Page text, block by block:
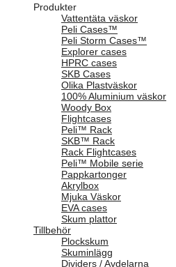
Produkter
Vattentäta väskor
Peli Cases™
Peli Storm Cases™
Explorer cases
HPRC cases
SKB Cases
Olika Plastväskor
100% Aluminium väskor
Woody Box
Flightcases
Peli™ Rack
SKB™ Rack
Rack Flightcases
Peli™ Mobile serie
Pappkartonger
Akrylbox
Mjuka Väskor
EVA cases
Skum plattor
Tillbehör
Plockskum
Skuminlägg
Dividers / Avdelarna